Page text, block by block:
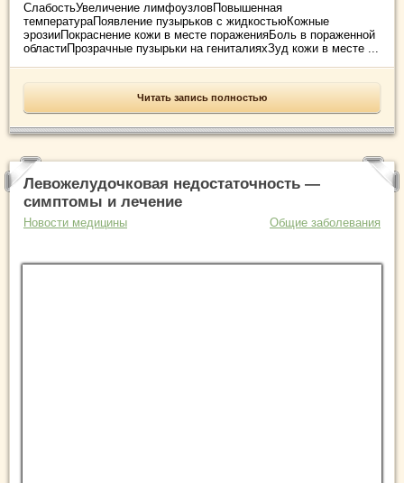
СлабостьУвеличение лимфоузловПовышенная
температураПоявление пузырьков с жидкостьюКожные
эрозииПокраснение кожи в месте пораженияБоль в пораженной
областиПрозрачные пузырьки на гениталияхЗуд кожи в месте ...
Читать запись полностью
Левожелудочковая недостаточность —
симптомы и лечение
Новости медицины Общие заболевания